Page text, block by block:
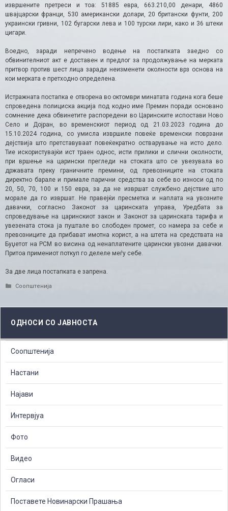
извршените претреси и тоа: 51885 евра, 663.210,00 денари, 4860
швајцарски франци, 530 американски долари, 20 британски фунти, 200
украински гривни, 102 бугарски лева и 100 турски лири, како и 36 штеки
цигари.
Воедно, заради непречено водење на постапката заедно со
обвинителниот акт е доставен и предлог за продолжување на мерката
притвор против шест лица заради неизменети околности врз основа на
кои мерката е претходно определена.
Истражната постапка е отворена во октомври минатата година кога беше
спроведена полициска акција под кодно име Премин поради основано
сомнение дека обвинетите распоредени во Царинските испостави Ново
Село и Дојран, во временскиот период од 21.03.2023 година до
15.10.2024 година, со умисла извршиле повеќе временски поврзани
дејствија што претставуваат повеќекратно остварување на исто дело.
Тие искористувајќи ист траен однос, исти прилики и слични околности,
при вршење на царински прегледи на стоката што се увезувала во
државата преку граничните премини, од превозниците на стоката
директно барале и примале парични средства за себе во износи од по
20, 50, 70, 100 и 150 евра, за да не извршат службено дејствие што
морале да го извршат. Не правејќи пресметка и наплата на увозните
давачки, согласно Законот за царинската управа, Уредбата за
спроведување на царинскиот закон и Законот за царинската тарифа и
увезената стока ја пуштале во слободен промет, со намера за себе и
превозниците да прибават имотна корист, а на штета на средствата на
Буџетот на РСМ во висина од ненаплатените царински увозни давачки.
Притоа примениот поткуп го делеле меѓу себе.
За две лица постапката е запрена.
Categories
Соопштенија
ОДНОСИ СО ЈАВНОСТА
Соопштенија
Настани
Најави
Интервјуа
Фото
Видео
Огласи
Поставете Новинарски Прашања